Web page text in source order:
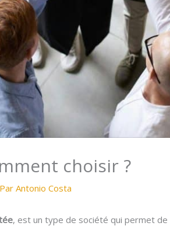
choisir ?
Antonio Costa
, est un type de société qui permet